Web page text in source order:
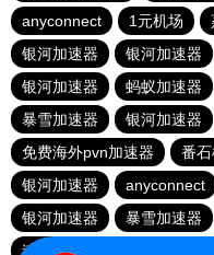
anyconnect
1元机场
银河加速器
银河加速器
银河加速器
蚂蚁加速器
暴雪加速器
银河加速器
免费海外pvn加速器
番
银河加速器
anyconnect
银河加速器
暴雪加速器
速鹰666